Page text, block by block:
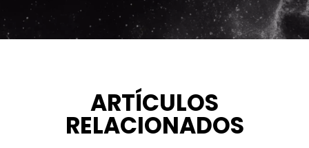
t
ARTÍCULOS
RELACIONADOS